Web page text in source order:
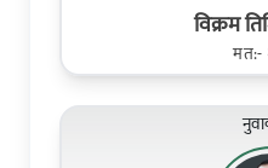
विक्रम
मत:-